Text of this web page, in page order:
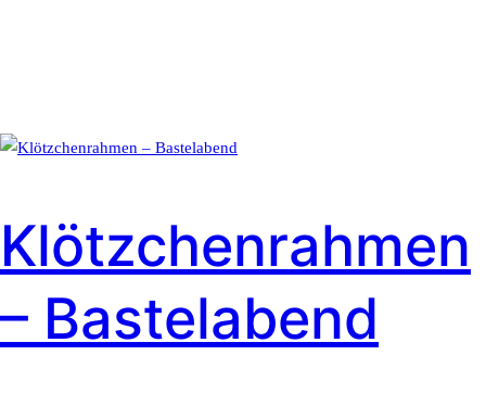
Klötzchenrahmen
– Bastelabend